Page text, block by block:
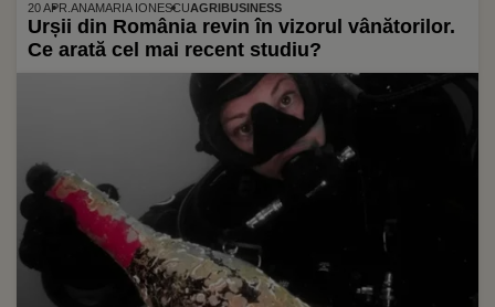
20 APR.ANAMARIA IONESCUAGRIBUSINESS
Urșii din România revin în vizorul vânătorilor.
Ce arată cel mai recent studiu?